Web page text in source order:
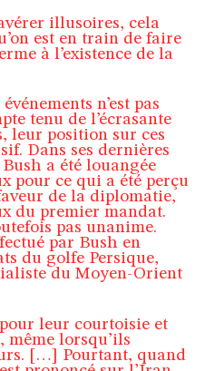
illusoires, cela
est en train de faire
à l’existence de la
n’est pas
tenu de l’écrasante
leur position sur ces
Dans ses dernières
a été louangée
pour ce qui a été perçu
de la diplomatie,
du premier mandat.
pas unanime.
par Bush en
du golfe Persique,
du Moyen-Orient
leur courtoisie et
même lorsqu’ils
[…] Pourtant, quand